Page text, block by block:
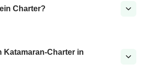
Charter?
Katamaran-Charter in